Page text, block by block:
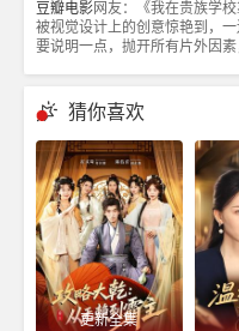
豆瓣电影网友：《我在贵族学
被视觉设计上的创意惊艳到，
要说明一点，抛开所有片外因素
猜你喜欢
更新全集